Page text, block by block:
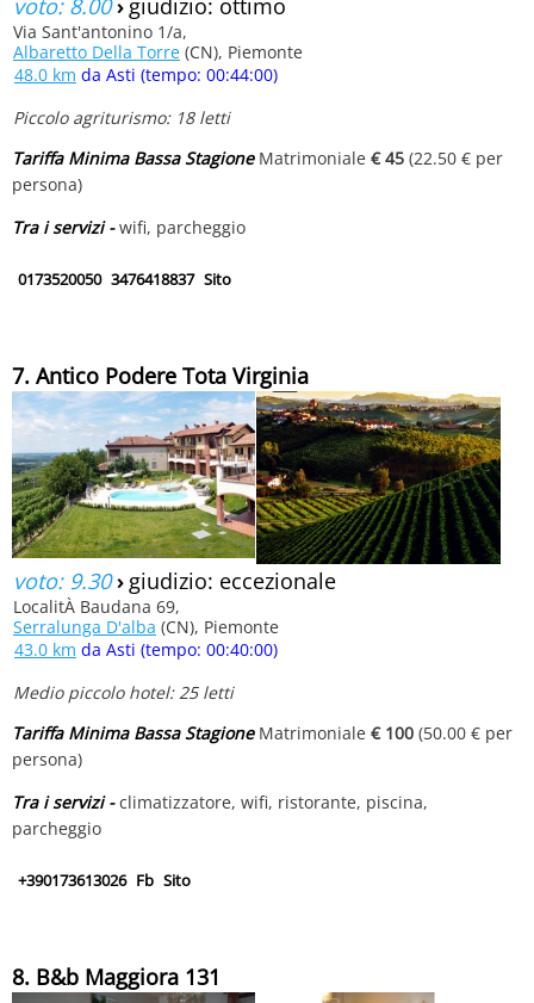
voto: 8.00› giudizio: ottimo
Via Sant'antonino 1/a,
Albaretto Della Torre (CN), Piemonte
48.0 km da Asti (tempo: 00:44:00)
Piccolo agriturismo: 18 letti
Tariffa Minima Bassa StagioneMatrimoniale € 45 (22.50 € per
persona)
Tra i servizi -wifi, parcheggio
0173520050 3476418837 Sito
7. Antico Podere Tota Virginia
voto: 9.30› giudizio: eccezionale
LocalitÀ Baudana 69,
Serralunga D'alba (CN), Piemonte
43.0 km da Asti (tempo: 00:40:00)
Medio piccolo hotel: 25 letti
Tariffa Minima Bassa StagioneMatrimoniale € 100 (50.00 € per
persona)
Tra i servizi -climatizzatore, wifi, ristorante, piscina,
parcheggio
+390173613026 Fb Sito
8. B&b Maggiora 131